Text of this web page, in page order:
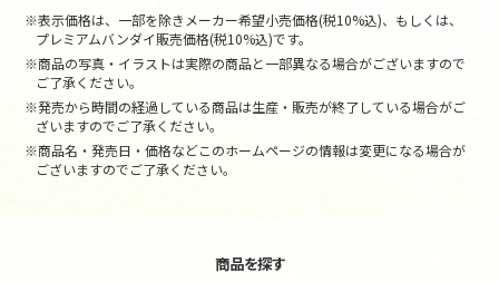
※表示価格は、一部を除きメーカー希望小売価格(税10%込)、もしくは、
プレミアムバンダイ販売価格(税10%込)です。
※商品の写真・イラストは実際の商品と一部異なる場合がございますので
ご了承ください。
※発売から時間の経過している商品は生産・販売が終了している場合がご
ざいますのでご了承ください。
※商品名・発売日・価格などこのホームページの情報は変更になる場合が
ございますのでご了承ください。
商品を探す